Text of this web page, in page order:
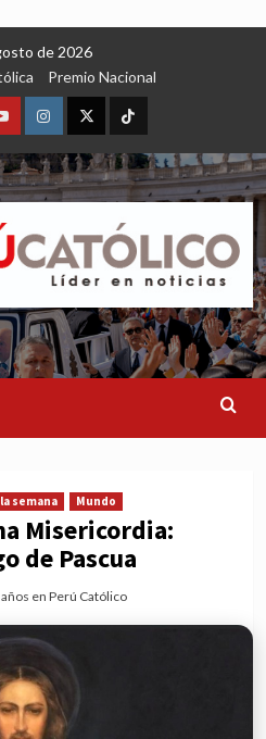
de 2026
Premio Nacional
YoutubeInstagram
X TikTok
semana Mundo
Misericordia:
de Pascua
en Perú Católico